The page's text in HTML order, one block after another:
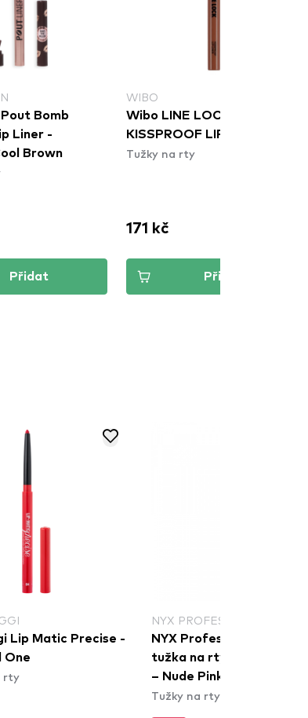
Bomb
Liner -
Brown
Přidat
WIBO
Wibo LINE LOCK
KISSPROOF LIP LINER 03
Tužky na rty
171 kč
Přidat
Lip Matic Precise -
One
rty
NYX PROFESSIONAL
NYX Professional
tužka na rty - Slim Lip
– Nude Pink (SPL858)
Tužky na rty